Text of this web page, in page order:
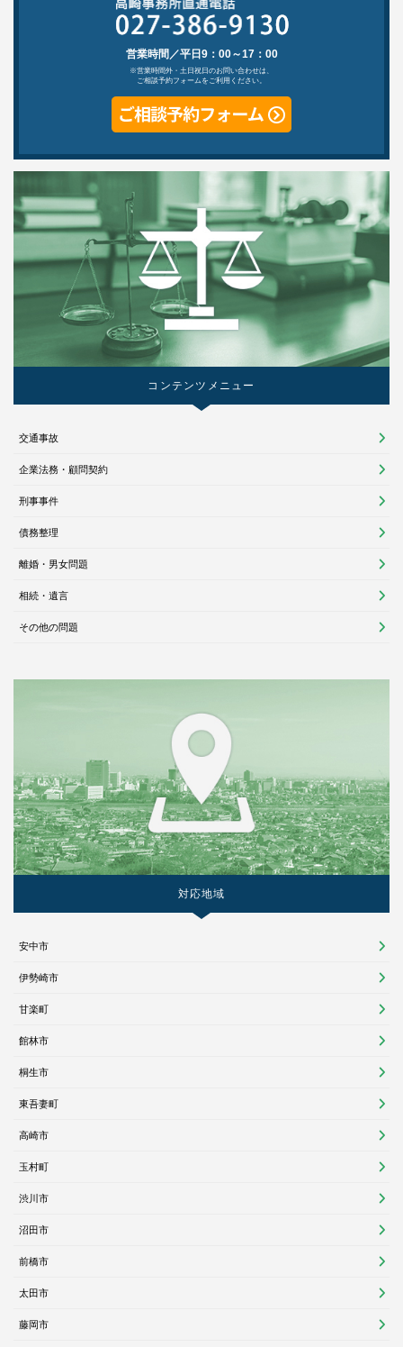
営業時間／平日9：00～17：00
※営業時間外・土日祝日のお問い合わせは、
ご相談予約フォームをご利用ください。
コンテンツメニュー
交通事故
企業法務・顧問契約
刑事事件
債務整理
離婚・男女問題
相続・遺言
その他の問題
対応地域
安中市
伊勢崎市
甘楽町
館林市
桐生市
東吾妻町
高崎市
玉村町
渋川市
沼田市
前橋市
太田市
藤岡市